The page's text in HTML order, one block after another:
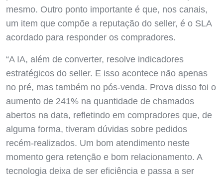
mesmo. Outro ponto importante é que, nos canais,
um item que compõe a reputação do seller, é o SLA
acordado para responder os compradores.
“A IA, além de converter, resolve indicadores
estratégicos do seller. E isso acontece não apenas
no pré, mas também no pós-venda. Prova disso foi o
aumento de 241% na quantidade de chamados
abertos na data, refletindo em compradores que, de
alguma forma, tiveram dúvidas sobre pedidos
recém-realizados. Um bom atendimento neste
momento gera retenção e bom relacionamento. A
tecnologia deixa de ser eficiência e passa a ser